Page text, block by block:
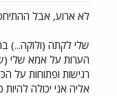
לא ארוע, אבל
שלי לקתה (ולוקה...)
הערות על אמא שלי
רגישות ופתוחות על
אליה אני יכולה